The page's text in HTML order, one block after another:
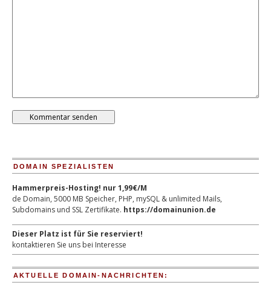
DOMAIN SPEZIALISTEN
Hammerpreis-Hosting! nur 1,99€/M
de Domain, 5000 MB Speicher, PHP, mySQL & unlimited Mails,
Subdomains und SSL Zertifikate. https://domainunion.de
Dieser Platz ist für Sie reserviert!
kontaktieren Sie uns bei Interesse
AKTUELLE DOMAIN-NACHRICHTEN: